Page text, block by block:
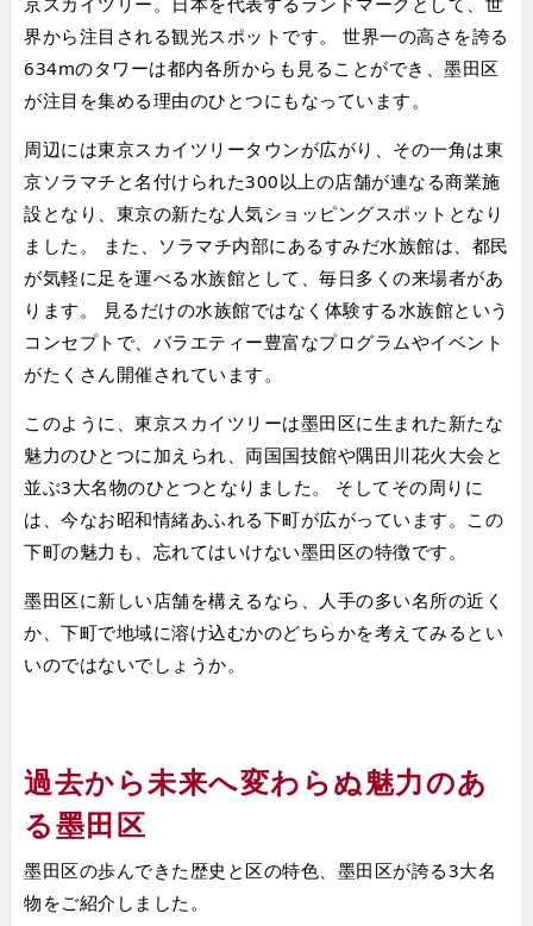
界から注目される観光スポットです。 世界一の高さを誇る
634mのタワーは都内各所からも見ることができ、墨田区
が注目を集める理由のひとつにもなっています。
周辺には東京スカイツリータウンが広がり、その一角は東
京ソラマチと名付けられた300以上の店舗が連なる商業施
設となり、東京の新たな人気ショッピングスポットとなり
ました。 また、ソラマチ内部にあるすみだ水族館は、都民
が気軽に足を運べる水族館として、毎日多くの来場者があ
ります。 見るだけの水族館ではなく体験する水族館という
コンセプトで、バラエティー豊富なプログラムやイベント
がたくさん開催されています。
このように、東京スカイツリーは墨田区に生まれた新たな
魅力のひとつに加えられ、両国国技館や隅田川花火大会と
並ぶ3大名物のひとつとなりました。 そしてその周りに
は、今なお昭和情緒あふれる下町が広がっています。この
下町の魅力も、忘れてはいけない墨田区の特徴です。
墨田区に新しい店舗を構えるなら、人手の多い名所の近く
か、下町で地域に溶け込むかのどちらかを考えてみるとい
いのではないでしょうか。
過去から未来へ変わらぬ魅力のあ
る墨田区
墨田区の歩んできた歴史と区の特色、墨田区が誇る3大名
物をご紹介しました。